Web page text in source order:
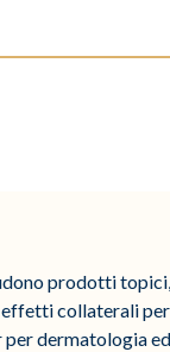
prodotti
collaterali
dermatologia